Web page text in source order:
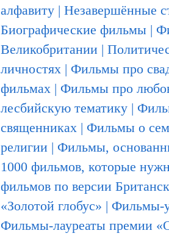
алфавиту | Незавершённые
Биографические фильмы |
Великобритании |
личностях | Фильмы про
фильмах | Фильмы про
лесбийскую тематику |
священниках | Фильмы о
религии | Фильмы,
1000 фильмов, которые
фильмов по версии
«Золотой глобус» | Фильмы-
Фильмы-лауреаты премии